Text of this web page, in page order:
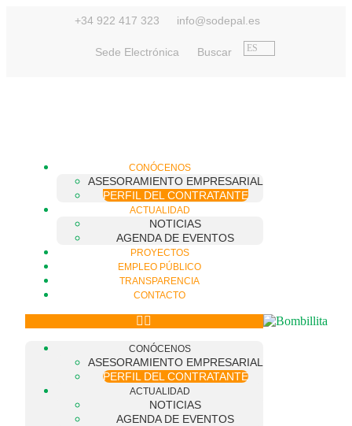
+34 922 417 323 info@sodepal.es
Sede Electrónica Buscar ES
CONÓCENOS
ASESORAMIENTO EMPRESARIAL
PERFIL DEL CONTRATANTE
ACTUALIDAD
NOTICIAS
AGENDA DE EVENTOS
PROYECTOS
EMPLEO PÚBLICO
TRANSPARENCIA
CONTACTO
CONÓCENOS
ASESORAMIENTO EMPRESARIAL
PERFIL DEL CONTRATANTE
ACTUALIDAD
NOTICIAS
AGENDA DE EVENTOS